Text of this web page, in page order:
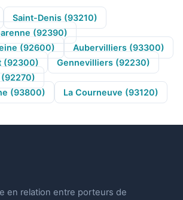
Saint-Denis (93210)
(92390)
(92600)
Aubervilliers (93300)
(92300)
Gennevilliers (92230)
(93800)
La Courneuve (93120)
en relation entre porteurs de